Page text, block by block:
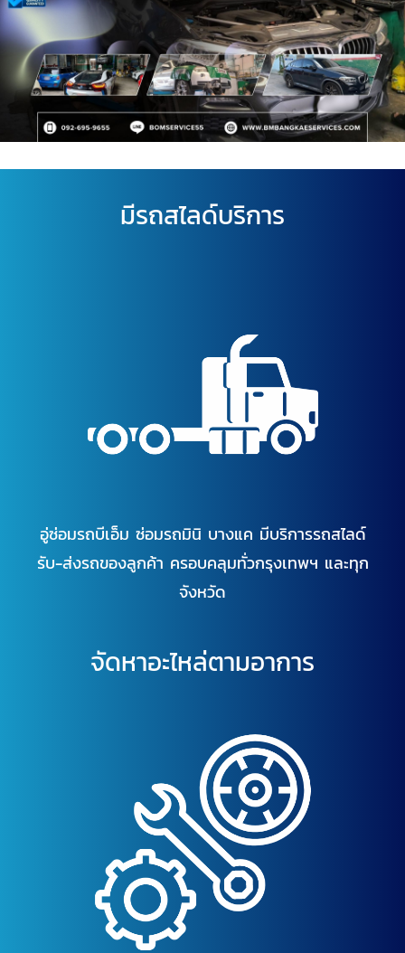
มีรถสไลด์บริการ
อู่ซ่อมรถบีเอ็ม ซ่อมรถมินิ บางแค มีบริการรถสไลด์
รับ-ส่งรถของลูกค้า ครอบคลุมทั่วกรุงเทพฯ และทุก
จังหวัด
จัดหาอะไหล่ตามอาการ